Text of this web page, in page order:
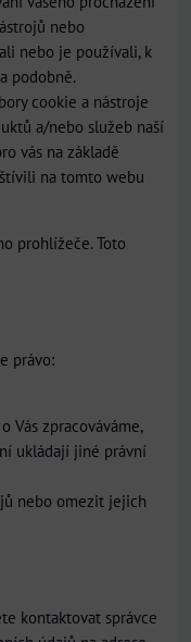
nebo
nebo je používali, k
podobně.
cookie a nástroje
a/nebo služeb naší
vás na základě
na tomto webu
prohlížeče. Toto
právo:
Vás zpracováváme,
ukládají jiné právní
nebo omezit jejich
kontaktovat správce